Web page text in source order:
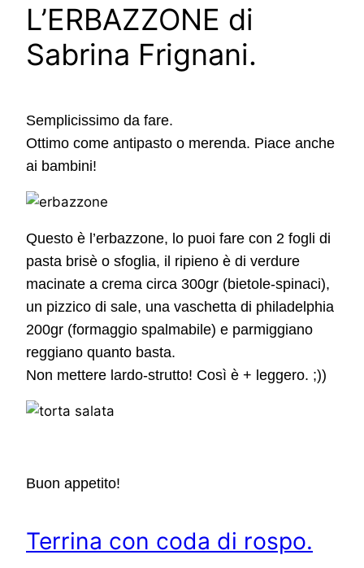
L’ERBAZZONE di
Sabrina Frignani.
Semplicissimo da fare.
Ottimo come antipasto o merenda. Piace anche
ai bambini!
Questo è l’erbazzone, lo puoi fare con 2 fogli di
pasta brisè o sfoglia, il ripieno è di verdure
macinate a crema circa 300gr (bietole-spinaci),
un pizzico di sale, una vaschetta di philadelphia
200gr (formaggio spalmabile) e parmiggiano
reggiano quanto basta.
Non mettere lardo-strutto! Così è + leggero. ;))
Buon appetito!
Terrina con coda di rospo.